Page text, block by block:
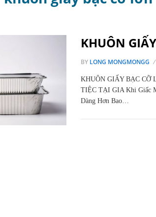
KHUÔN
BY LONG MONGMONGG
KHUÔN GIẤY BẠC CỠ
TIỆC TẠI GIA Khi Giấc
Dàng Hơn Bao…